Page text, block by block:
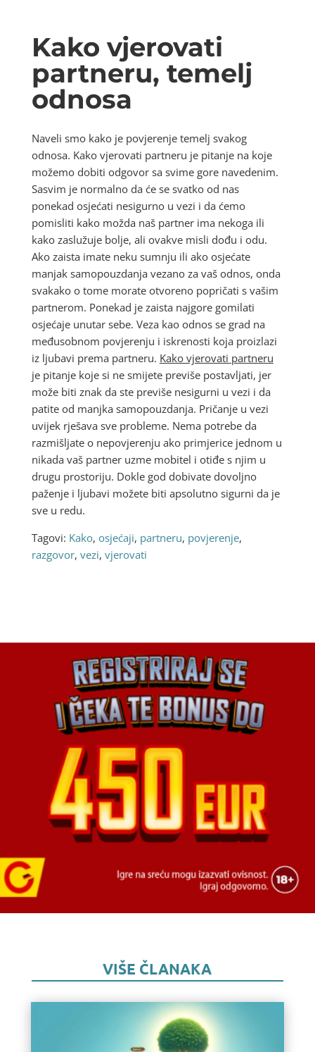
Kako vjerovati
partneru, temelj
odnosa
Naveli smo kako je povjerenje temelj svakog
odnosa. Kako vjerovati partneru je pitanje na koje
možemo dobiti odgovor sa svime gore navedenim.
Sasvim je normalno da će se svatko od nas
ponekad osjećati nesigurno u vezi i da ćemo
pomisliti kako možda naš partner ima nekoga ili
kako zaslužuje bolje, ali ovakve misli dođu i odu.
Ako zaista imate neku sumnju ili ako osjećate
manjak samopouzdanja vezano za vaš odnos, onda
svakako o tome morate otvoreno popričati s vašim
partnerom. Ponekad je zaista najgore gomilati
osjećaje unutar sebe. Veza kao odnos se grad na
međusobnom povjerenju i iskrenosti koja proizlazi
iz ljubavi prema partneru. Kako vjerovati partneru
je pitanje koje si ne smijete previše postavljati, jer
može biti znak da ste previše nesigurni u vezi i da
patite od manjka samopouzdanja. Pričanje u vezi
uvijek rješava sve probleme. Nema potrebe da
razmišljate o nepovjerenju ako primjerice jednom u
nikada vaš partner uzme mobitel i otiđe s njim u
drugu prostoriju. Dokle god dobivate dovoljno
paženje i ljubavi možete biti apsolutno sigurni da je
sve u redu.
Tagovi: Kako, osjećaji, partneru, povjerenje,
razgovor, vezi, vjerovati
VIŠE ČLANAKA